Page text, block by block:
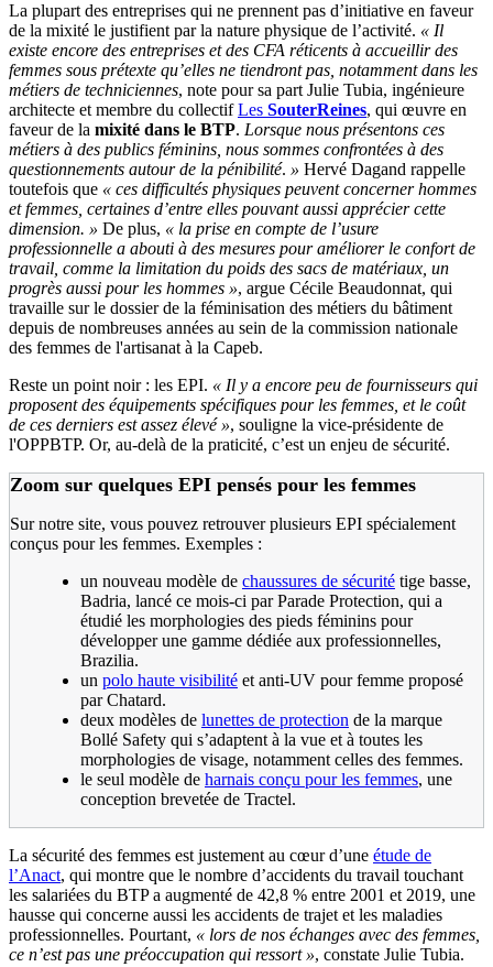
La plupart des entreprises qui ne prennent pas d’initiative en faveur
de la mixité le justifient par la nature physique de l’activité. « Il
existe encore des entreprises et des CFA réticents à accueillir des
femmes sous prétexte qu’elles ne tiendront pas, notamment dans les
métiers de techniciennes, note pour sa part Julie Tubia, ingénieure
architecte et membre du collectifLes SouterReines, qui œuvre en
faveur de la mixité dans le BTP. Lorsque nous présentons ces
métiers à des publics féminins, nous sommes confrontées à des
questionnements autour de la pénibilité. » Hervé Dagand rappelle
toutefois que « ces difficultés physiques peuvent concerner hommes
et femmes, certaines d’entre elles pouvant aussi apprécier cette
dimension. » De plus, « la prise en compte de l’usure
professionnelle a abouti à des mesures pour améliorer le confort de
travail, comme la limitation du poids des sacs de matériaux, un
progrès aussi pour les hommes », argue Cécile Beaudonnat, qui
travaille sur le dossier de la féminisation des métiers du bâtiment
depuis de nombreuses années au sein de la commission nationale
des femmes de l'artisanat à la Capeb.
Reste un point noir : les EPI. « Il y a encore peu de fournisseurs qui
proposent des équipements spécifiques pour les femmes, et le coût
de ces derniers est assez élevé », souligne la vice-présidente de
l'OPPBTP. Or, au-delà de la praticité, c’est un enjeu de sécurité.
Zoom sur quelques EPI pensés pour les femmes
Sur notre site, vous pouvez retrouver plusieurs EPI spécialement
conçus pour les femmes. Exemples :
un nouveau modèle de chaussures de sécurité tige basse,
Badria, lancé ce mois-ci par Parade Protection, qui a
étudié les morphologies des pieds féminins pour
développer une gamme dédiée aux professionnelles,
Brazilia.
un polo haute visibilité et anti-UV pour femme proposé
par Chatard.
deux modèles de lunettes de protection de la marque
Bollé Safety qui s’adaptent à la vue et à toutes les
morphologies de visage, notamment celles des femmes.
le seul modèle de harnais conçu pour les femmes, une
conception brevetée de Tractel.
La sécurité des femmes est justement au cœur d’une étude de
l’Anact, qui montre que le nombre d’accidents du travail touchant
les salariées du BTP a augmenté de 42,8 % entre 2001 et 2019, une
hausse qui concerne aussi les accidents de trajet et les maladies
professionnelles. Pourtant, « lors de nos échanges avec des femmes,
ce n’est pas une préoccupation qui ressort », constate Julie Tubia.